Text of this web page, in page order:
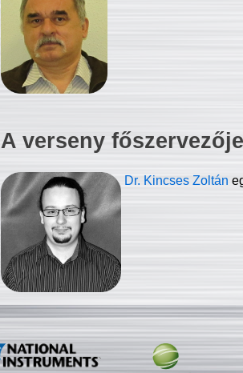
A verseny főszervezője
Dr. Kincses Zoltán